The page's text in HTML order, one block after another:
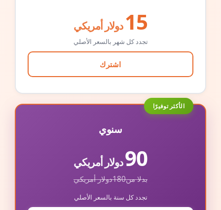
15 دولار أمريكي
تجدد كل شهر بالسعر الأصلي
اشترك
الأكثر توفيرًا
سنوي
90دولار أمريكي
بدلا من180دولار أمريكي
تجدد كل سنة بالسعر الأصلي